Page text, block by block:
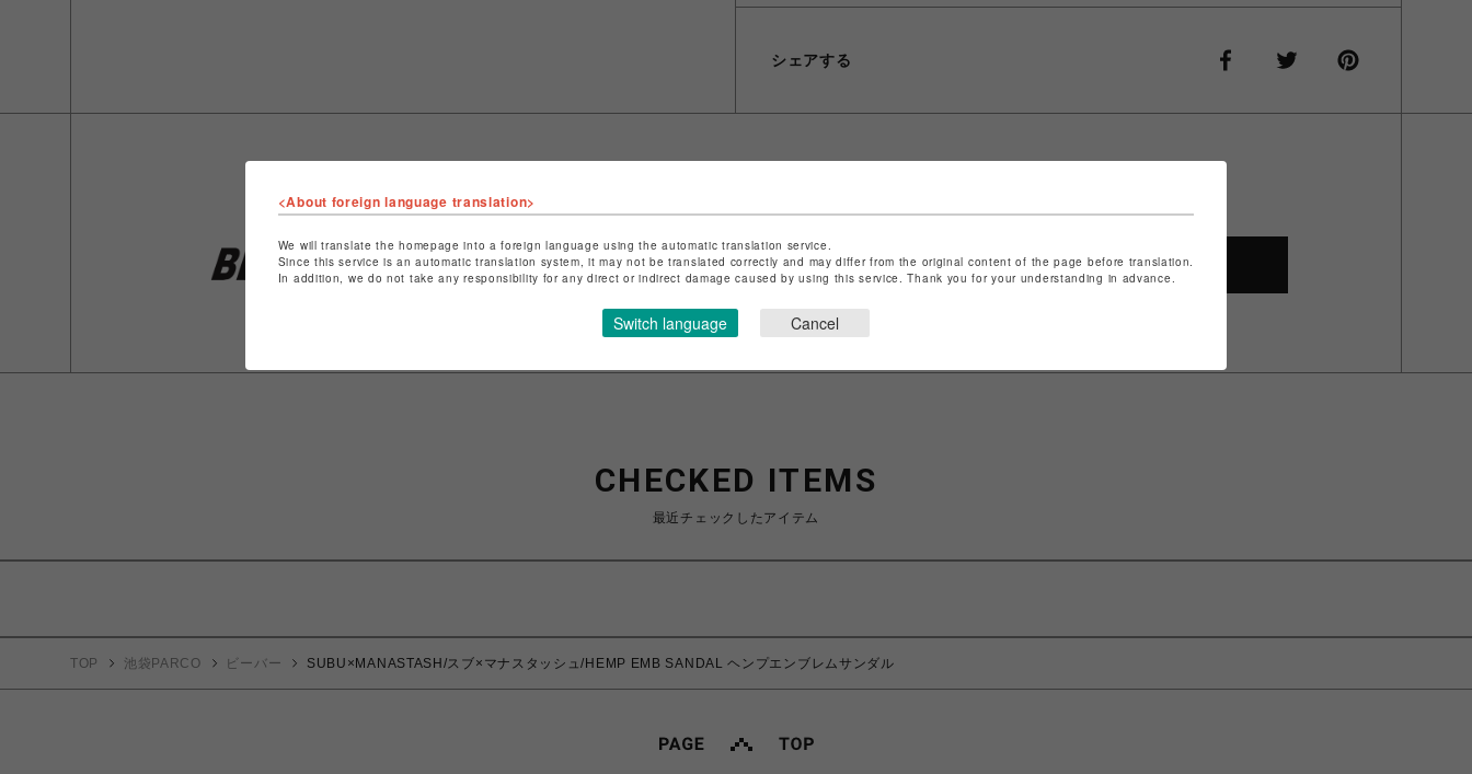
シェアする
ショップ名
ビーバー
店舗名
池袋PARCO
特定商取引法など法令に基づく表記はこちら
ショップお問い合わせは
こちら
SHOP TOP
CHECKED ITEMS
最近チェックしたアイテム
TOP 池袋PARCO ビーバー SUBU×MANASTASH/スブ×マナスタッシュ/HEMP EMB SANDAL ヘンプエンブレムサンダル
<About foreign language translation>
We will translate the homepage into a foreign language using the automatic translation service.
Since this service is an automatic translation system, it may not be translated correctly and may differ from the original content of the page before translation.
In addition, we do not take any responsibility for any direct or indirect damage caused by using this service. Thank you for your understanding in advance.
Switch language Cancel